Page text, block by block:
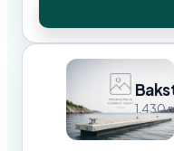
1.430